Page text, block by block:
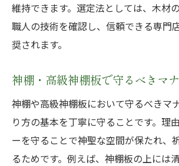
維持できます。選定法としては、木材
職人の技術を確認し、信頼できる専門
奨されます。
神棚・高級神棚板で守るべきマ
神棚や高級神棚板において守るべきマ
り方の基本を丁寧に守ることです。理
ーを守ることで神聖な空間が保たれ、
るためです。例えば、神棚板の上には